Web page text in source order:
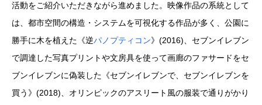
活動をご紹介いただきながら進めました。映像作品の系統として
は、都市空間の構造・システムを可視化する作品が多く、公園に
勝手に木を植えた《逆パノプティコン》(2016)、セブンイレブン
で調達した写真プリントや文房具を使って画廊のファサードをセ
ブンイレブンに偽装した《セブンイレブンで、セブンイレブンを
買う》(2018)、オリンピックのアスリート風の服装で通りがかり